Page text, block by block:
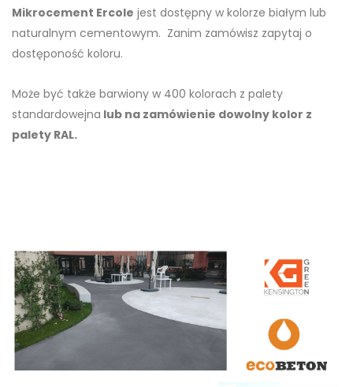
Mikrocement Ercole jest dostępny w kolorze białym lub
naturalnym cementowym. Zanim zamówisz zapytaj o
dostęponość koloru.
Może być także barwiony w 400 kolorach z palety
standardowejna lub na zamówienie dowolny kolor z
palety RAL.